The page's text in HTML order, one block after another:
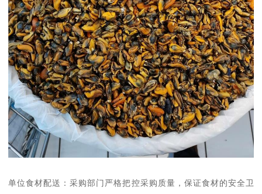
单位食材配送：采购部门严格把控采购质量，保证食材的安全卫